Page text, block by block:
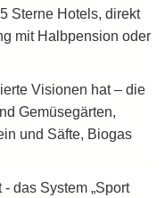
Sterne Hotels, direkt
mit Halbpension oder
Visionen hat – die
Gemüsegärten,
und Säfte, Biogas
das System „Sport